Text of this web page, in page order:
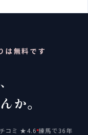
は無料です
か。
コミ ★4.6 練馬で36年